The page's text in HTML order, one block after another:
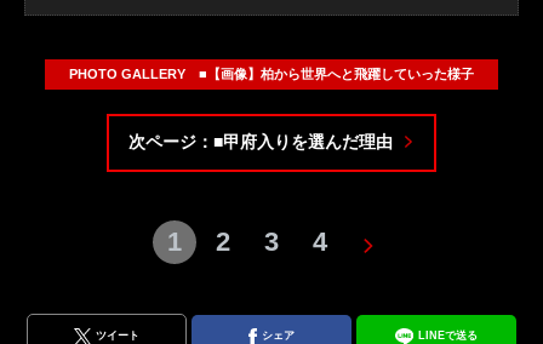
PHOTO GALLERY ■【画像】柏から世界へと飛躍していった様子
次ページ：■甲府入りを選んだ理由
1 2 3 4
ツイート シェア LINEで送る